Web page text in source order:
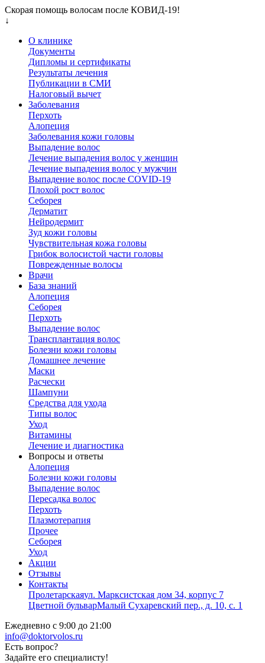
Скорая помощь волосам после КОВИД-19!
↓
О клинике
Документы
Дипломы и сертификаты
Результаты лечения
Публикации в СМИ
Налоговый вычет
Заболевания
Перхоть
Алопеция
Заболевания кожи головы
Выпадение волос
Лечение выпадения волос у женщин
Лечение выпадения волос у мужчин
Выпадение волос после COVID-19
Плохой рост волос
Cеборея
Дерматит
Нейродермит
Зуд кожи головы
Чувствительная кожа головы
Грибок волосистой части головы
Поврежденные волосы
Врачи
База знаний
Алопеция
Себорея
Перхоть
Выпадение волос
Трансплантация волос
Болезни кожи головы
Домашнее лечение
Маски
Расчески
Шампуни
Средства для ухода
Типы волос
Уход
Витамины
Лечение и диагностика
Вопросы и ответы
Алопеция
Болезни кожи головы
Выпадение волос
Пересадка волос
Перхоть
Плазмотерапия
Прочее
Себорея
Уход
Акции
Отзывы
Контакты
Пролетарскаяул. Марксистская дом 34, корпус 7
Цветной бульварМалый Сухаревский пер., д. 10, с. 1
Ежедневно с 9:00 до 21:00
info@doktorvolos.ru
Есть вопрос?
Задайте его специалисту!